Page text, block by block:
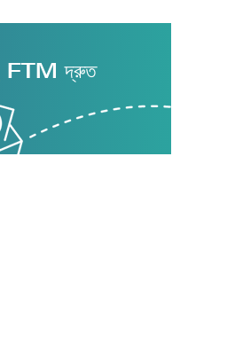
FTM দ্রুত